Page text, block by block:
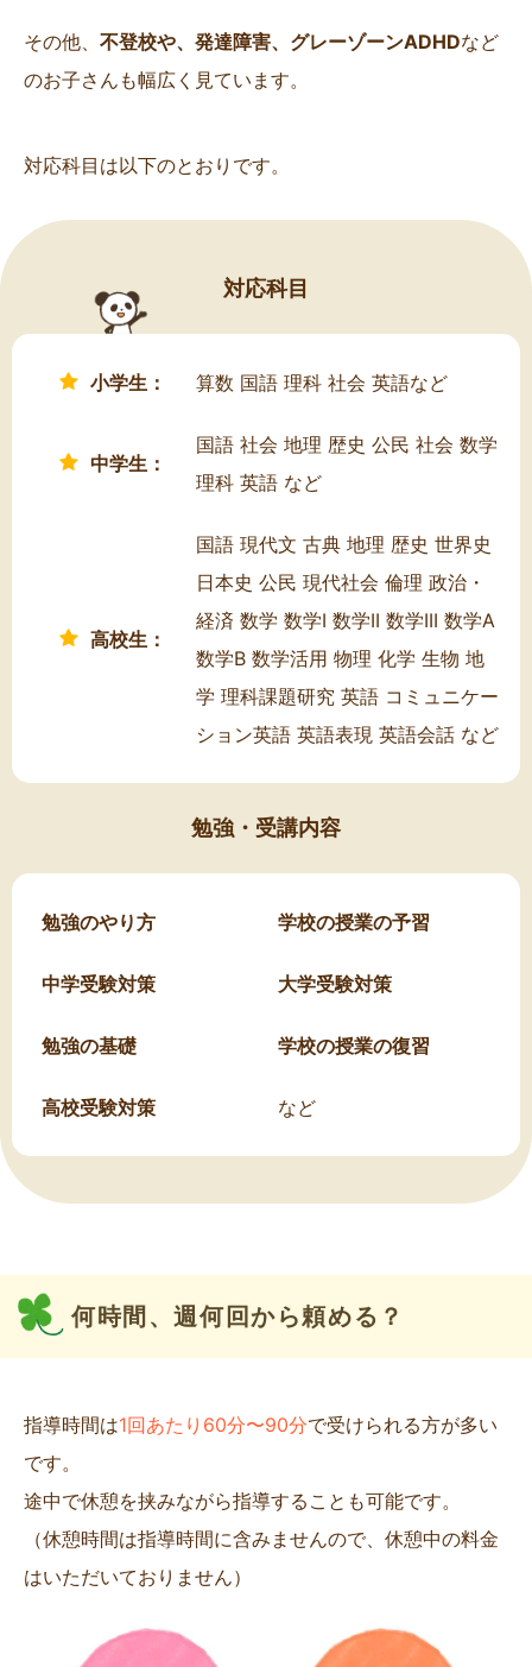
その他、 不登校や、発達障害、グレーゾーンADHDなど
のお子さんも幅広く見ています。
対応科目は以下のとおりです。
対応科目
小学生： 算数 国語 理科 社会 英語など
中学生：
国語 社会 地理 歴史 公民 社会 数学
理科 英語 など
高校生：
国語 現代文 古典 地理 歴史 世界史
日本史 公民 現代社会 倫理 政治・
経済 数学 数学I 数学II 数学III 数学A
数学B 数学活用 物理 化学 生物 地
学 理科課題研究 英語 コミュニケー
ション英語 英語表現 英語会話 など
勉強・受講内容
勉強のやり方 学校の授業の予習
中学受験対策 大学受験対策
勉強の基礎 学校の授業の復習
高校受験対策 など
何時間、週何回から頼める？
指導時間は1回あたり60分〜90分で受けられる方が多い
です。
途中で休憩を挟みながら指導することも可能です。
（休憩時間は指導時間に含みませんので、休憩中の料金
はいただいておりません）